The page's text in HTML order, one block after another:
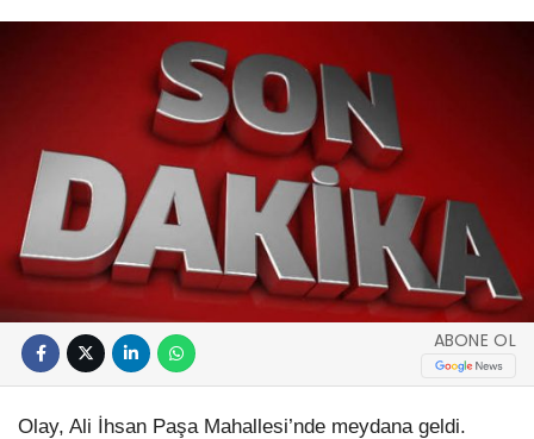
ABONE OL
Olay, Ali İhsan Paşa Mahallesi’nde meydana geldi.